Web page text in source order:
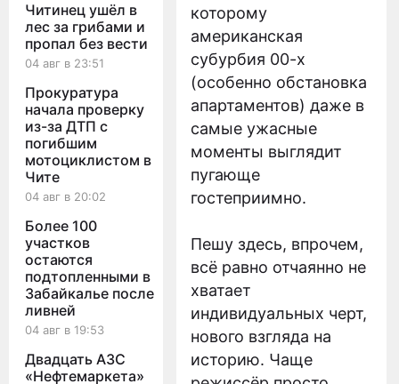
Читинец ушёл в
лес за грибами и
пропал без вести
04 авг в 23:51
Прокуратура
начала проверку
из-за ДТП с
погибшим
мотоциклистом в
Чите
04 авг в 20:02
Более 100
участков
остаются
подтопленными в
Забайкалье после
ливней
04 авг в 19:53
Двадцать АЗС
«Нефтемаркета»
которому
американская
субурбия 00-х
(особенно обстановка
апартаментов) даже в
самые ужасные
моменты выглядит
пугающе
гостеприимно.
Пешу здесь, впрочем,
всё равно отчаянно не
хватает
индивидуальных черт,
нового взгляда на
историю. Чаще